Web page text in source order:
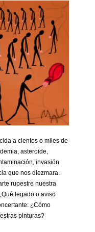
a cientos o miles de
asteroide,
invasión
que nos diezmara.
rupestre nuestra
legado o aviso
¿Cómo
pinturas?